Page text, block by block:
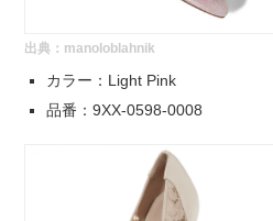
出典： manoloblahnik
カラー：Light Pink
品番：9XX-0598-0008